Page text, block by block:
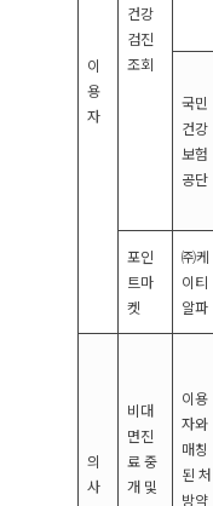
이
용
자
건강
검진
조회
국민
건강
보험
공단
포인
트마
켓
㈜케
이티
알파
의
사
비대
면진
료 중
개 및
이용
자와
매칭
된 처
방약